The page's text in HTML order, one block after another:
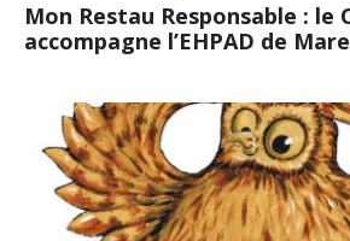
Mon Restau Responsable : le
accompagne l’EHPAD de